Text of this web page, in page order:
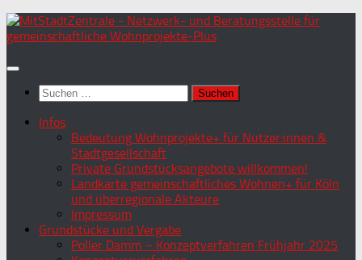
Zum
Inhalt
Suchen
nach:
Infos
Bedeutung Wohnprojekte+ für Nutzer:innen &
Stadtgesellschaft
Private Grundstücksangebote willkommen!
Landkarte gemeinschaftliches Wohnen+ für Köln
und überregionale Akteure
Impressum
Grundstücke und Vergabe
Poller Damm – Konzeptverfahren Frühjahr 2025